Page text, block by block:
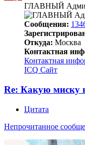
ГЛАВНЫЙ
Сообщения:
Откуда: Москва
Контактная
Контактная
ICQ Сайт
Re: Какую миску
Цитата
Непрочитанное